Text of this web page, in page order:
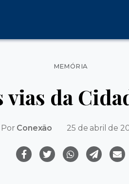
Categorias
MEMÓRIA
da
Por Conexão 25 de abril de